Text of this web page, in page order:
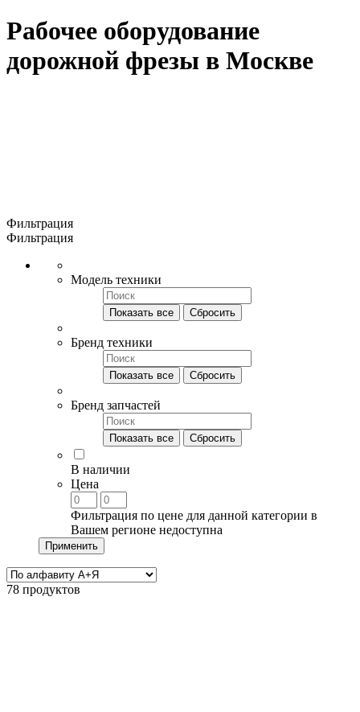
Рабочее оборудование
дорожной фрезы в Москве
Фильтрация
Фильтрация
Модель техники
Показать все Сбросить
Бренд техники
Показать все Сбросить
Бренд запчастей
Показать все Сбросить
В наличии
Цена
Фильтрация по цене для данной категории в
Вашем регионе недоступна
Применить
78 продуктов